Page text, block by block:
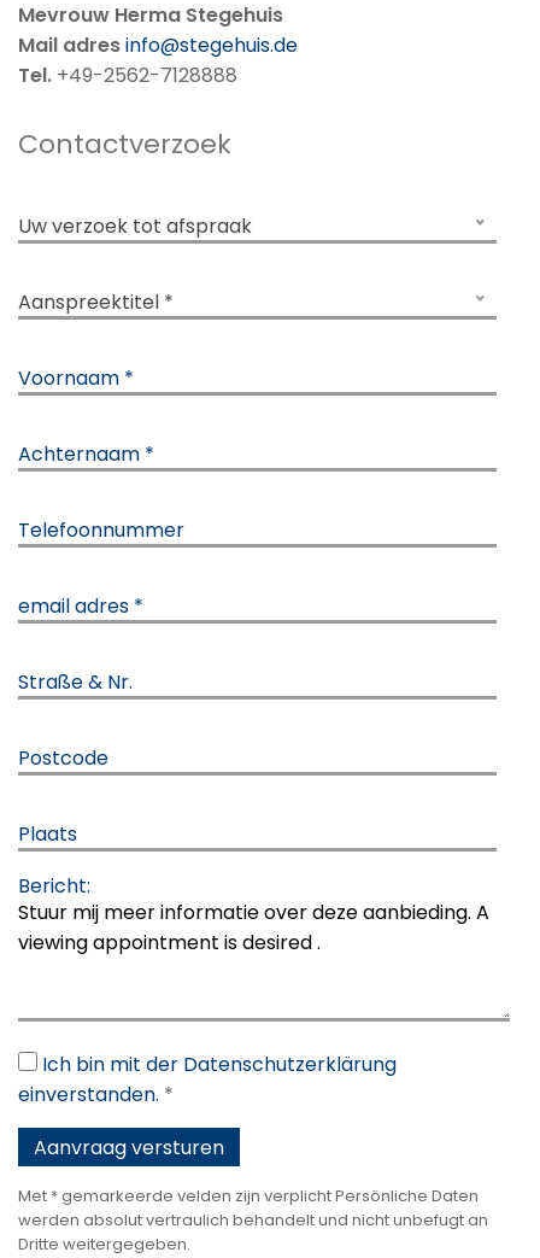
Mevrouw Herma Stegehuis
Mail adresinfo@stegehuis.de
Tel. +49-2562-7128888
Contactverzoek
Uw verzoek tot afspraak
Aanspreektitel *
Voornaam *
Achternaam *
Telefoonnummer
email adres *
Straße & Nr.
Postcode
Plaats
Bericht:
Ich bin mit der Datenschutzerklärung
einverstanden. *
Met * gemarkeerde velden zijn verplicht Persönliche Daten
werden absolut vertraulich behandelt und nicht unbefugt an
Dritte weitergegeben.